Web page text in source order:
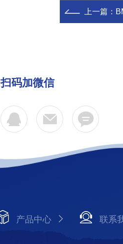
上一篇：
扫码加微信
产品中心 联系